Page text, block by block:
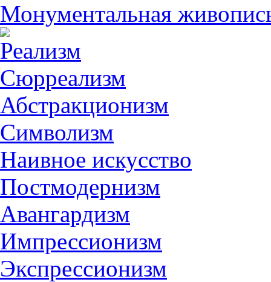
Монументальная
Реализм
Сюрреализм
Абстракционизм
Символизм
Наивное искусство
Постмодернизм
Авангардизм
Импрессионизм
Экспрессионизм